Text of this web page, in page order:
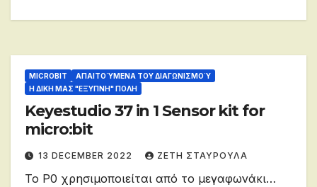
MICROBIT
ΑΠΑΙΤΟΎΜΕΝΑ ΤΟΥ ΔΙΑΓΩΝΙΣΜΟΎ
Η ΔΙΚΗ ΜΑΣ "ΕΞΥΠΝΗ" ΠΟΛΗ
Keyestudio 37 in 1 Sensor kit for
micro:bit
13 DECEMBER 2022 ΖΕΤΗ ΣΤΑΥΡΟΥΛΑ
Το Ρ0 χρησιμοποιείται από το μεγαφωνάκι…